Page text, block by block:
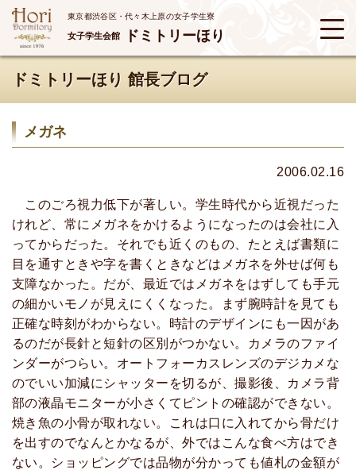
東京都渋谷区・代々木上原の女子学生寮
女子学生会館 ドミトリーほり
ドミトリーほり 館長ブログ
メガネ
2006.02.16
このごろ視力低下が著しい。学生時代から近視だった
けれど、常にメガネをかけるようになったのは会社に入
ってからだった。それでも近くのもの、たとえば書類に
目を通すときや字を書くときなどはメガネを外せば何も
支障なかった。だが、最近ではメガネをはずしても手元
の細かいモノが見えにくくなった。まず腕時計を見ても
正確な時刻がわからない。時計のデザインにも一因があ
るのだが長針と短針の区別がつかない。カメラのファイ
ンダーがつらい。オートフォーカスレンズのデジカメな
のでいい加減にシャッターを切るが、撮影後、カメラ背
部の液晶モニターが小さくてピントの確認ができない。
焼き魚の小骨が取れない。これは口に入れてから骨だけ
を出すのでなんとかなるが、外ではこんな食べ方はでき
ない。ショッピングでは品物が分かっても値札の金額が